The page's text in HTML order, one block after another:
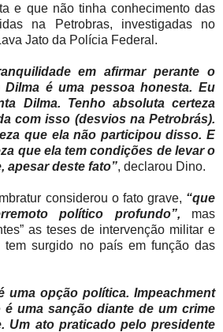
e que não tinha conhecimento das
na Petrobras, investigadas no
Jato da Polícia Federal.
em afirmar perante o
é uma pessoa honesta. Eu
Dilma. Tenho absoluta certeza
com isso (desvios na Petrobrás).
que ela não participou disso. E
que ela tem condições de levar o
apesar deste fato”, declarou Dino.
considerou o fato grave, “que
político profundo”, mas
as teses de intervenção militar e
tem surgido no país em função das
uma opção política. Impeachment
uma sanção diante de um crime
Um ato praticado pelo presidente